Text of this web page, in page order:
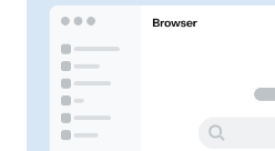
to create a unified
players can access a
without the need for
insecure bridging
infrastructure is built to